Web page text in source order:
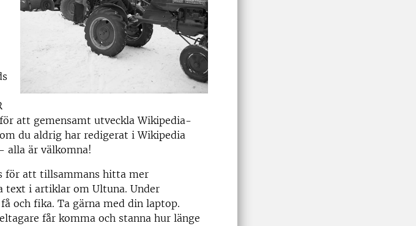
att gemensamt utveckla Wikipedia-
du aldrig har redigerat i Wikipedia
alla är välkomna!
för att tillsammans hitta mer
text i artiklar om Ultuna. Under
och fika. Ta gärna med din laptop.
får komma och stanna hur länge